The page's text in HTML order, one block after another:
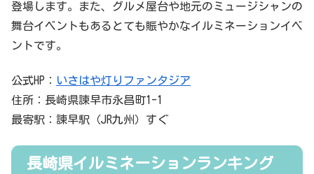
登場します。また、グルメ屋台や地元のミュージシャンの
舞台イベントもあるとても賑やかなイルミネーションイベ
ントです。
公式HP： いさはや灯りファンタジア
住所：長崎県諫早市永昌町1-1
最寄駅：諫早駅（JR九州）すぐ
長崎県イルミネーションランキング